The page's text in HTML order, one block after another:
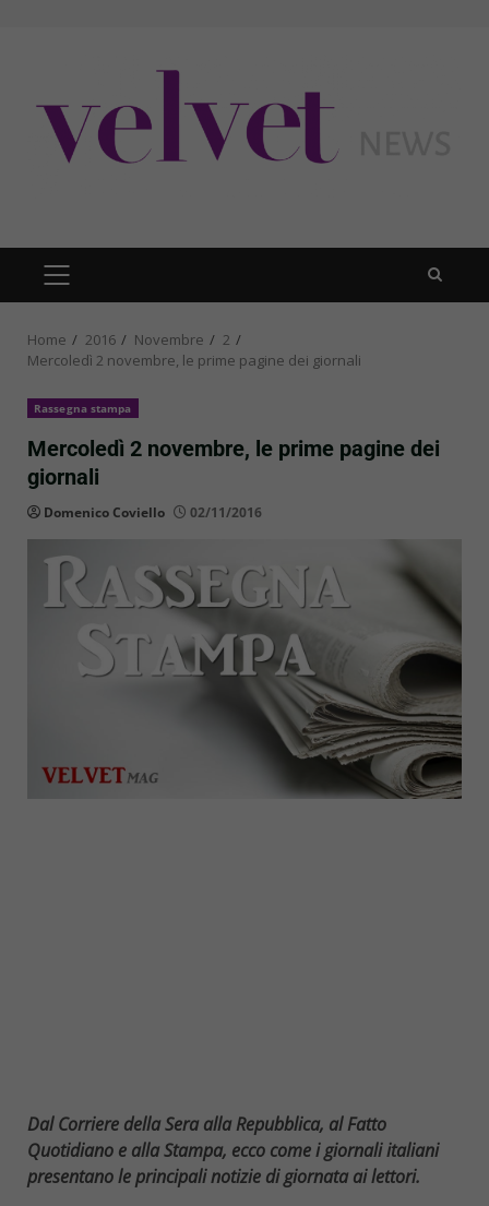
PRIMARY
MENU
Home 2016 Novembre
2
Mercoledì 2 novembre, le prime pagine dei giornali
Rassegna stampa
Mercoledì 2 novembre, le prime pagine dei
giornali
Domenico Coviello 02/11/2016
Dal Corriere della Sera alla Repubblica, al Fatto
Quotidiano e alla Stampa, ecco come i giornali italiani
presentano le principali notizie di giornata ai lettori.